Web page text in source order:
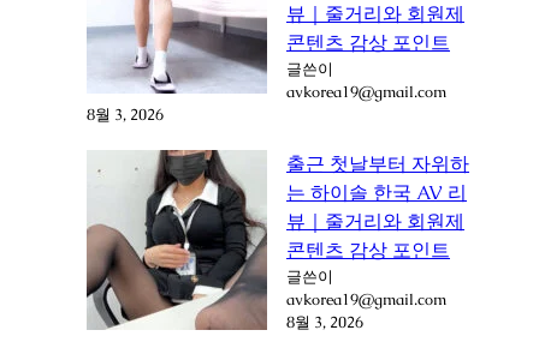
뷰｜줄거리와 회원제
콘텐츠 감상 포인트
글쓴이
avkorea19@gmail.com
8월 3, 2026
출근 첫날부터 자위하
는 하이솔 한국 AV 리
뷰｜줄거리와 회원제
콘텐츠 감상 포인트
글쓴이
avkorea19@gmail.com
8월 3, 2026